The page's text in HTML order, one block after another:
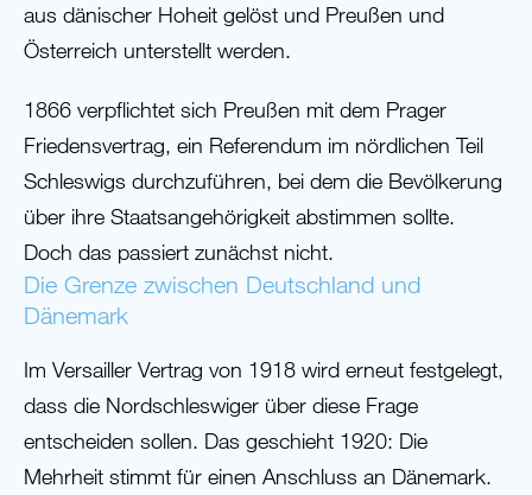
aus dänischer Hoheit gelöst und Preußen und
Österreich unterstellt werden.
1866 verpflichtet sich Preußen mit dem Prager
Friedensvertrag, ein Referendum im nördlichen Teil
Schleswigs durchzuführen, bei dem die Bevölkerung
über ihre Staatsangehörigkeit abstimmen sollte.
Doch das passiert zunächst nicht.
Die Grenze zwischen Deutschland und
Dänemark
Im Versailler Vertrag von 1918 wird erneut festgelegt,
dass die Nordschleswiger über diese Frage
entscheiden sollen. Das geschieht 1920: Die
Mehrheit stimmt für einen Anschluss an Dänemark.